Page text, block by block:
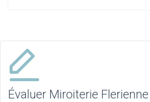
Évaluer Miroiterie Flerienne